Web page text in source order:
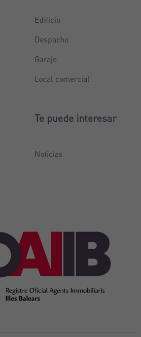
Edificio
Despacho
Garaje
Local comercial
Te puede interesar
Noticias